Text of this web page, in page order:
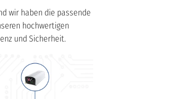
wir haben die passende
hochwertigen
und Sicherheit.